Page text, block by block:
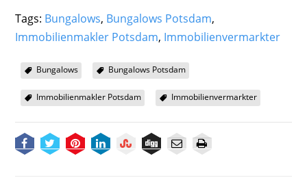
Tags: Bungalows, Bungalows Potsdam,
Immobilienmakler Potsdam, Immobilienvermarkter
Bungalows Bungalows Potsdam
Immobilienmakler Potsdam Immobilienvermarkter